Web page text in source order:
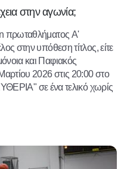
στην αγωνία;
πρωταθλήματος A'
στην υπόθεση τίτλος, είτε
και Παφιακός
2026 στις 20:00 στο
σε ένα τελικό χωρίς